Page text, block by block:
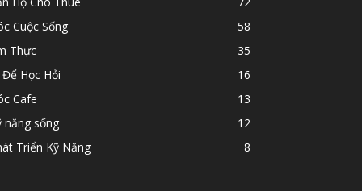
Cuộc Sống
58
Thực
35
Học Hỏi
16
Cafe
13
năng sống
12
Triển Kỹ Năng
8